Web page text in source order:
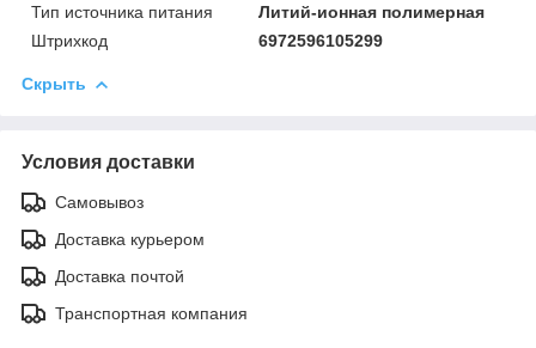
Тип источника питания
Литий-ионная полимерная
Штрихкод
6972596105299
Скрыть
Условия доставки
Самовывоз
Доставка курьером
Доставка почтой
Транспортная компания